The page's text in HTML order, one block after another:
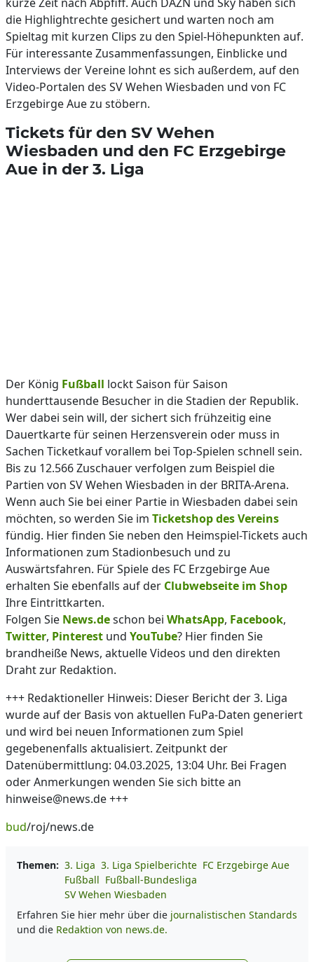
die Highlightrechte gesichert und warten noch am
Spieltag mit kurzen Clips zu den Spiel-Höhepunkten auf.
Für interessante Zusammenfassungen, Einblicke und
Interviews der Vereine lohnt es sich außerdem, auf den
Video-Portalen des SV Wehen Wiesbaden und von FC
Erzgebirge Aue zu stöbern.
Tickets für den SV Wehen
Wiesbaden und den FC Erzgebirge
Aue in der 3. Liga
Der König Fußball lockt Saison für Saison
hunderttausende Besucher in die Stadien der Republik.
Wer dabei sein will, der sichert sich frühzeitig eine
Dauertkarte für seinen Herzensverein oder muss in
Sachen Ticketkauf vorallem bei Top-Spielen schnell sein.
Bis zu 12.566 Zuschauer verfolgen zum Beispiel die
Partien von SV Wehen Wiesbaden in der BRITA-Arena.
Wenn auch Sie bei einer Partie in Wiesbaden dabei sein
möchten, so werden Sie im Ticketshop des Vereins
fündig. Hier finden Sie neben den Heimspiel-Tickets auch
Informationen zum Stadionbesuch und zu
Auswärtsfahren. Für Spiele des FC Erzgebirge Aue
erhalten Sie ebenfalls auf der Clubwebseite im Shop
Ihre Eintrittkarten.
Folgen Sie News.deschon bei WhatsApp, Facebook,
Twitter, Pinterest und YouTube? Hier finden Sie
brandheiße News, aktuelle Videos und den direkten
Draht zur Redaktion.
+++ Redaktioneller Hinweis: Dieser Bericht der 3. Liga
wurde auf der Basis von aktuellen FuPa-Daten generiert
und wird bei neuen Informationen zum Spiel
gegebenenfalls aktualisiert. Zeitpunkt der
Datenübermittlung: 04.03.2025, 13:04 Uhr. Bei Fragen
oder Anmerkungen wenden Sie sich bitte an
hinweise@news.de +++
bud/roj/news.de
Themen: 3. Liga 3. Liga Spielberichte FC Erzgebirge Aue
Fußball Fußball-Bundesliga
SV Wehen Wiesbaden
Erfahren Sie hier mehr über die journalistischen Standards
und die Redaktion von news.de.